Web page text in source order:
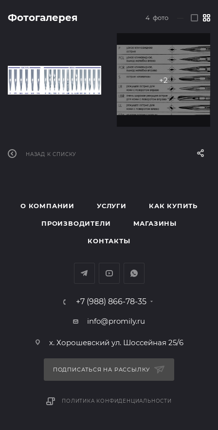
Фотогалерея 4 фото
НАЗАД К СПИСКУ
О КОМПАНИИ УСЛУГИ КАК КУПИТЬ
ПРОИЗВОДИТЕЛИ МАГАЗИНЫ
КОНТАКТЫ
+7 (988) 866-78-35
info@promily.ru
х. Хорошевский ул. Шоссейная 25/6
ПОДПИСАТЬСЯ НА РАССЫЛКУ
ПОЛИТИКА КОНФИДЕНЦИАЛЬНОСТИ